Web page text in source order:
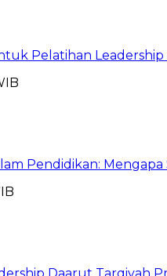
Pelatihan Leadership
Pendidikan: